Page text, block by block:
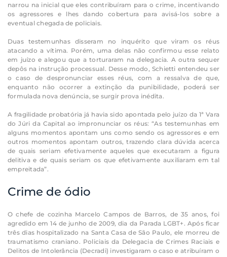
narrou na inicial que eles contribuíram para o crime, incentivando
os agressores e lhes dando cobertura para avisá-los sobre a
eventual chegada de policiais.
Duas testemunhas disseram no inquérito que viram os réus
atacando a vítima. Porém, uma delas não confirmou esse relato
em juízo e alegou que a torturaram na delegacia. A outra sequer
depôs na instrução processual. Desse modo, Schietti entendeu ser
o caso de despronunciar esses réus, com a ressalva de que,
enquanto não ocorrer a extinção da punibilidade, poderá ser
formulada nova denúncia, se surgir prova inédita.
A fragilidade probatória já havia sido apontada pelo juízo da 1ª Vara
do Júri da Capital ao impronunciar os réus: “As testemunhas em
alguns momentos apontam uns como sendo os agressores e em
outros momentos apontam outros, trazendo clara dúvida acerca
de quais seriam efetivamente aqueles que executaram a figura
delitiva e de quais seriam os que efetivamente auxiliaram em tal
empreitada”.
Crime de ódio
O chefe de cozinha Marcelo Campos de Barros, de 35 anos, foi
agredido em 14 de junho de 2009, dia da Parada LGBT+. Após ficar
três dias hospitalizado na Santa Casa de São Paulo, ele morreu de
traumatismo craniano. Policiais da Delegacia de Crimes Raciais e
Delitos de Intolerância (Decradi) investigaram o caso e atribuíram o